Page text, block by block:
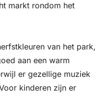
markt rondom het
van het park,
aan een warm
er gezellige muziek
kinderen zijn er